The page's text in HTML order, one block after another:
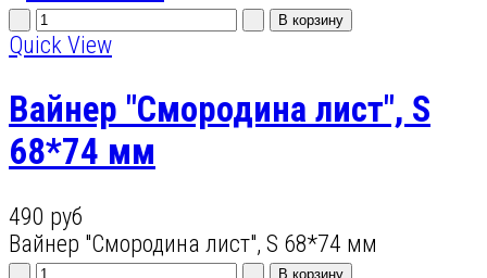
Quick View
Вайнер "Смородина лист", S
68*74 мм
490 руб
Вайнер "Смородина лист", S 68*74 мм